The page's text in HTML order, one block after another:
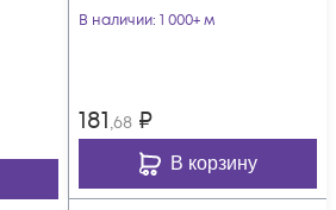
В наличии: 1 000+ м
181,68 ₽
В корзину